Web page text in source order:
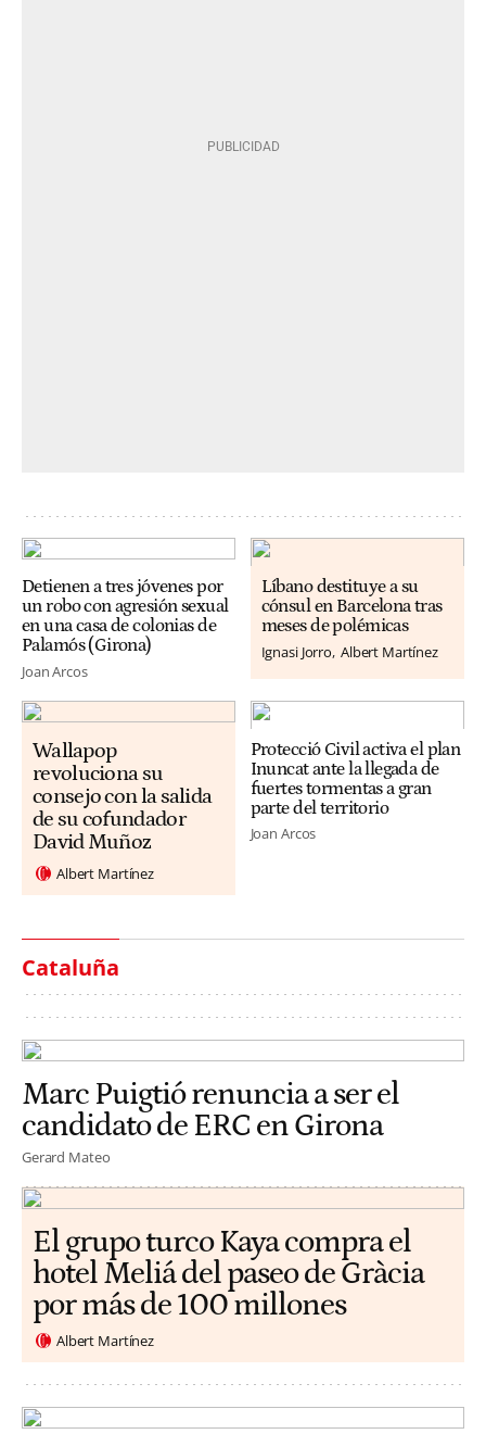
Detienen a tres jóvenes por
un robo con agresión sexual
en una casa de colonias de
Palamós (Girona)
Joan Arcos
Líbano destituye a su
cónsul en Barcelona tras
meses de polémicas
Ignasi Jorro Albert Martínez
Wallapop
revoluciona su
consejo con la salida
de su cofundador
David Muñoz
Albert Martínez
Protecció Civil activa el plan
Inuncat ante la llegada de
fuertes tormentas a gran
parte del territorio
Joan Arcos
Cataluña
Marc Puigtió renuncia a ser el
candidato de ERC en Girona
Gerard Mateo
El grupo turco Kaya compra el
hotel Meliá del paseo de Gràcia
por más de 100 millones
Albert Martínez